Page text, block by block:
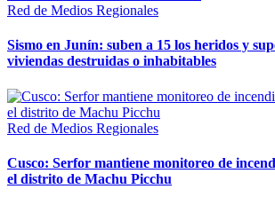
Red de Medios Regionales
Sismo en Junín: suben a 15 los heridos y
viviendas destruidas o inhabitables
Red de Medios Regionales
Cusco: Serfor mantiene monitoreo de
el distrito de Machu Picchu